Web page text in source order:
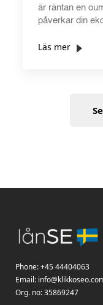
är räntan en
påverkar din
Läs mer
Phone:+45 44404063
Email:
Org. no: 35869247